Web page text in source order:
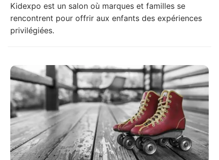
Kidexpo est un salon où marques et familles se
rencontrent pour offrir aux enfants des expériences
privilégiées.